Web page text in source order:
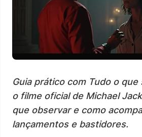
Guia prático com Tudo o
o filme oficial de Michael
que observar e como
lançamentos e bastidores.